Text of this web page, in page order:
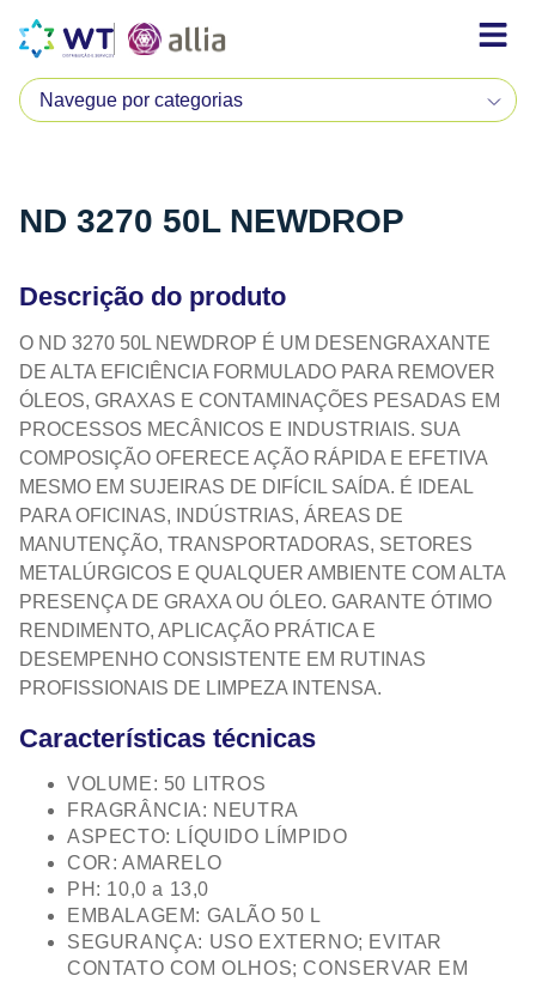
ND 3270 50L NEWDROP
Descrição do produto
O ND 3270 50L NEWDROP É UM DESENGRAXANTE
DE ALTA EFICIÊNCIA FORMULADO PARA REMOVER
ÓLEOS, GRAXAS E CONTAMINAÇÕES PESADAS EM
PROCESSOS MECÂNICOS E INDUSTRIAIS. SUA
COMPOSIÇÃO OFERECE AÇÃO RÁPIDA E EFETIVA
MESMO EM SUJEIRAS DE DIFÍCIL SAÍDA. É IDEAL
PARA OFICINAS, INDÚSTRIAS, ÁREAS DE
MANUTENÇÃO, TRANSPORTADORAS, SETORES
METALÚRGICOS E QUALQUER AMBIENTE COM ALTA
PRESENÇA DE GRAXA OU ÓLEO. GARANTE ÓTIMO
RENDIMENTO, APLICAÇÃO PRÁTICA E
DESEMPENHO CONSISTENTE EM RUTINAS
PROFISSIONAIS DE LIMPEZA INTENSA.
Características técnicas
VOLUME: 50 LITROS
FRAGRÂNCIA: NEUTRA
ASPECTO: LÍQUIDO LÍMPIDO
COR: AMARELO
PH: 10,0 a 13,0
EMBALAGEM: GALÃO 50 L
SEGURANÇA: USO EXTERNO; EVITAR
CONTATO COM OLHOS; CONSERVAR EM